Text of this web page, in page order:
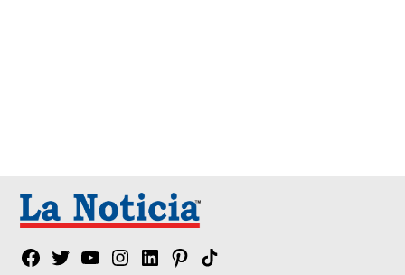
Facebook
TwitterYouTubeInstagram
LinkedinPinterest
Tik